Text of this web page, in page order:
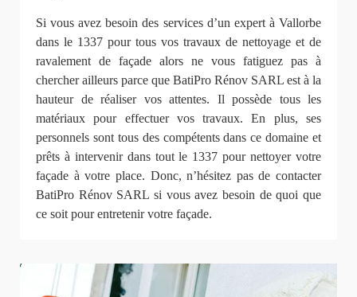
Si vous avez besoin des services d’un expert à Vallorbe
dans le 1337 pour tous vos travaux de nettoyage et de
ravalement de façade alors ne vous fatiguez pas à
chercher ailleurs parce que BatiPro Rénov SARL est à la
hauteur de réaliser vos attentes. Il possède tous les
matériaux pour effectuer vos travaux. En plus, ses
personnels sont tous des compétents dans ce domaine et
prêts à intervenir dans tout le 1337 pour nettoyer votre
façade à votre place. Donc, n’hésitez pas de contacter
BatiPro Rénov SARL si vous avez besoin de quoi que
ce soit pour entretenir votre façade.